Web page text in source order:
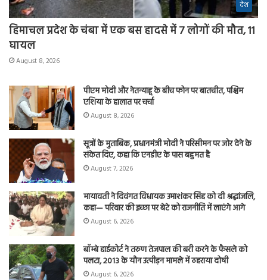
देश
हिमाचल प्रदेश के चंबा में एक बस हादसे में 7 लोगों की मौत, 11
घायल
August 8, 2026
पीएम मोदी और नेतन्याहू के बीच फोन पर बातचीत, पश्चिम
एशिया के हालात पर चर्चा
August 8, 2026
सूत्रों के मुताबिक, प्रधानमंत्री मोदी ने परिसीमन पर जोर देने के
संकेत दिए, कहा कि एनडीए के पास बहुमत है
August 7, 2026
मायावती ने दिवंगत विधायक उमाशंकर सिंह को दी श्रद्धांजलि,
कहा— परिवार की इच्छा पर बेटे को राजनीति में लाएंगे आगे
August 6, 2026
बॉम्बे हाईकोर्ट ने तरुण तेजपाल की बरी करने के फैसले को
पलटा, 2013 के यौन उत्पीड़न मामले में ठहराया दोषी
August 6, 2026